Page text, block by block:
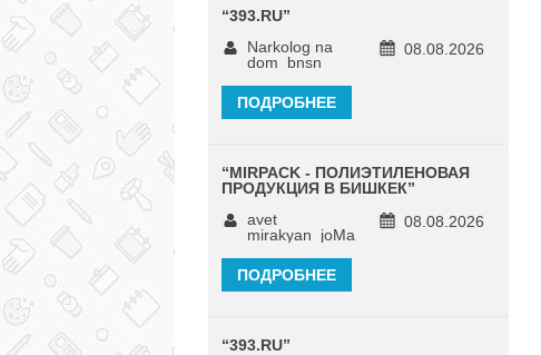
“393.RU”
08.08.2026
Narkolog na
dom_bnsn
ПОДРОБНЕЕ
“MIRPACK - ПОЛИЭТИЛЕНОВАЯ
ПРОДУКЦИЯ В БИШКЕК”
08.08.2026
avet
mirakyan_joMa
ПОДРОБНЕЕ
“393.RU”